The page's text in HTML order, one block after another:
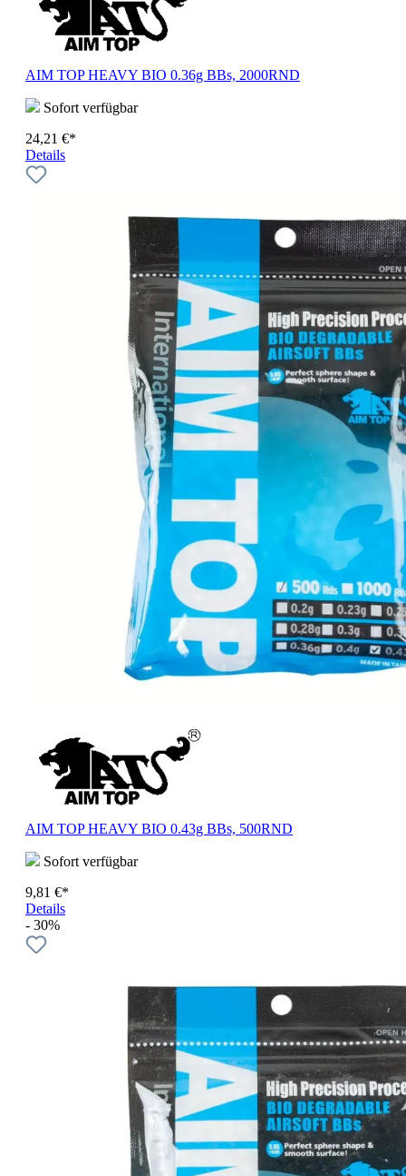
AIM TOP HEAVY BIO 0.36g BBs, 2000RND
Sofort verfügbar
24,21 €*
Details
AIM TOP HEAVY BIO 0.43g BBs, 500RND
Sofort verfügbar
9,81 €*
Details
- 30%